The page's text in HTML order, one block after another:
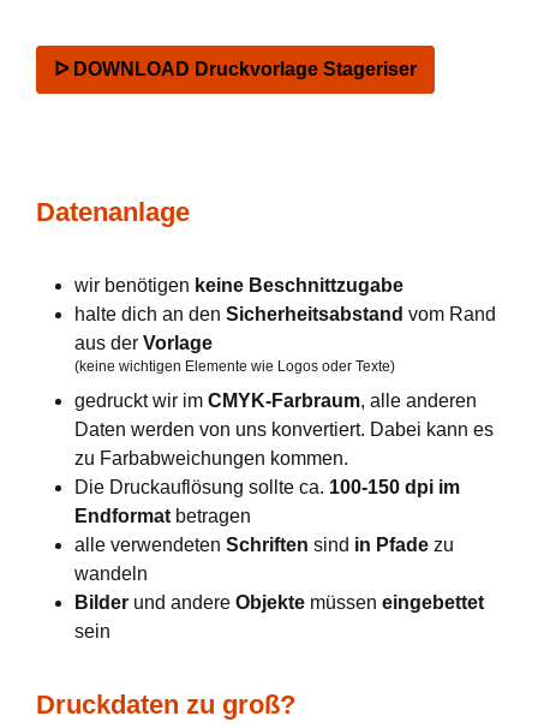
ᐅ DOWNLOAD Druckvorlage Stageriser
Datenanlage
wir benötigen keine Beschnittzugabe
halte dich an den Sicherheitsabstand vom Rand
aus der Vorlage
(keine wichtigen Elemente wie Logos oder Texte)
gedruckt wir im CMYK-Farbraum, alle anderen
Daten werden von uns konvertiert. Dabei kann es
zu Farbabweichungen kommen.
Die Druckauflösung sollte ca. 100-150 dpi im
Endformat betragen
alle verwendeten Schriften sind in Pfade zu
wandeln
Bilder und andere Objekte müssen eingebettet
sein
Druckdaten zu groß?